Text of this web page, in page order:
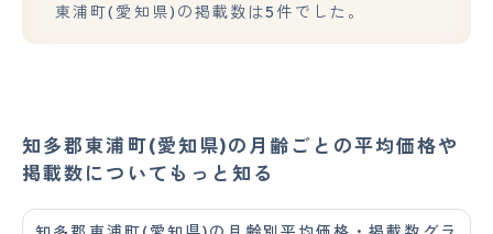
東浦町(愛知県)の掲載数は5件でした。
知多郡東浦町(愛知県)の月齢ごとの平均価格や
掲載数についてもっと知る